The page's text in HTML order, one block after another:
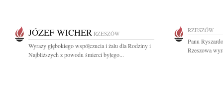
JÓZEF WICHER RZESZÓW
Wyrazy głębokiego współczucia i żalu dla Rodziny i
Najbliższych z powodu śmierci byłego...
RZESZÓW
Panu
Rzeszowa